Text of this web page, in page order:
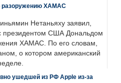
разоружению ХАМАС
Нетаньяху заявил,
президентом США Дональдом
ХАМАС. По его словам,
о котором американский
ушедшей из РФ Apple из-за